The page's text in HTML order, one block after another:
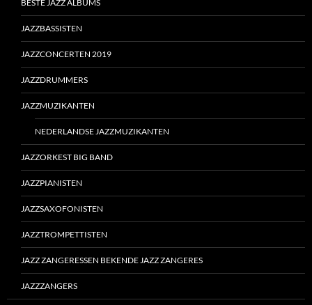
BESTE JAZZ ALBUMS
JAZZBASSISTEN
JAZZCONCERTEN 2019
JAZZDRUMMERS
JAZZMUZIKANTEN
NEDERLANDSE JAZZMUZIKANTEN
JAZZORKEST BIG BAND
JAZZPIANISTEN
JAZZSAXOFONISTEN
JAZZTROMPETTISTEN
JAZZ ZANGERESSEN BEKENDE JAZZ ZANGERES
JAZZZANGERS